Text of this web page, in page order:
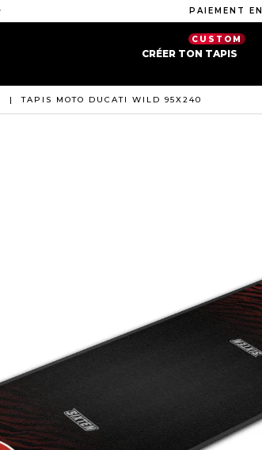
PAIEMENT
CRÉER TON TAPIS
CUSTOM
| TAPIS MOTO DUCATI WILD 95X240